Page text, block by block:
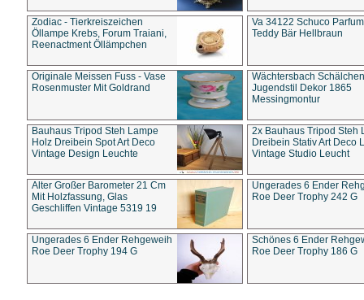
Zodiac - Tierkreiszeichen
Öllampe Krebs, Forum Traiani,
Reenactment Öllämpchen
Va 34122 Schuco
Teddy Bär Hellbraun
Originale Meissen Fuss - Vase
Rosenmuster Mit Goldrand
Wächtersbach Schälchen
Jugendstil Dekor 1865
Messingmontur
Bauhaus Tripod Steh Lampe
Holz Dreibein Spot Art Deco
Vintage Design Leuchte
2x Bauhaus Tripod Steh
Dreibein Stativ Art Deco
Vintage Studio Leucht
Alter Großer Barometer 21 Cm
Mit Holzfassung, Glas
Geschliffen Vintage 5319 19
Ungerades 6 Ender
Roe Deer Trophy 242 G
Ungerades 6 Ender Rehgeweih
Roe Deer Trophy 194 G
Schönes 6 Ender
Roe Deer Trophy 186 G